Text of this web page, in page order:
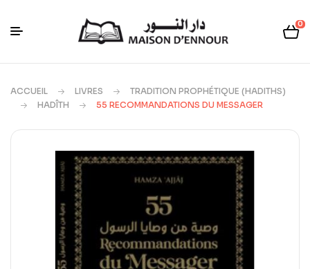
0
ACCUEIL LIVRES
TRADITION PROPHÉTIQUE (HADITHS)
HADÎTH
55 RECOMMANDATIONS DU MESSAGER